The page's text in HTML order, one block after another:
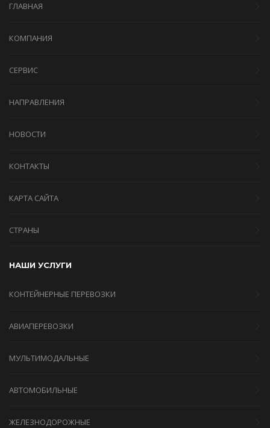
ГЛАВНАЯ
КОМПАНИЯ
СЕРВИС
НАПРАВЛЕНИЯ
НОВОСТИ
КОНТАКТЫ
КАРТА САЙТА
СТРАНЫ
НАШИ УСЛУГИ
КОНТЕЙНЕРНЫЕ ПЕРЕВОЗКИ
АВИАПЕРЕВОЗКИ
МУЛЬТИМОДАЛЬНЫЕ
АВТОМОБИЛЬНЫЕ
ЖЕЛЕЗНОДОРОЖНЫЕ